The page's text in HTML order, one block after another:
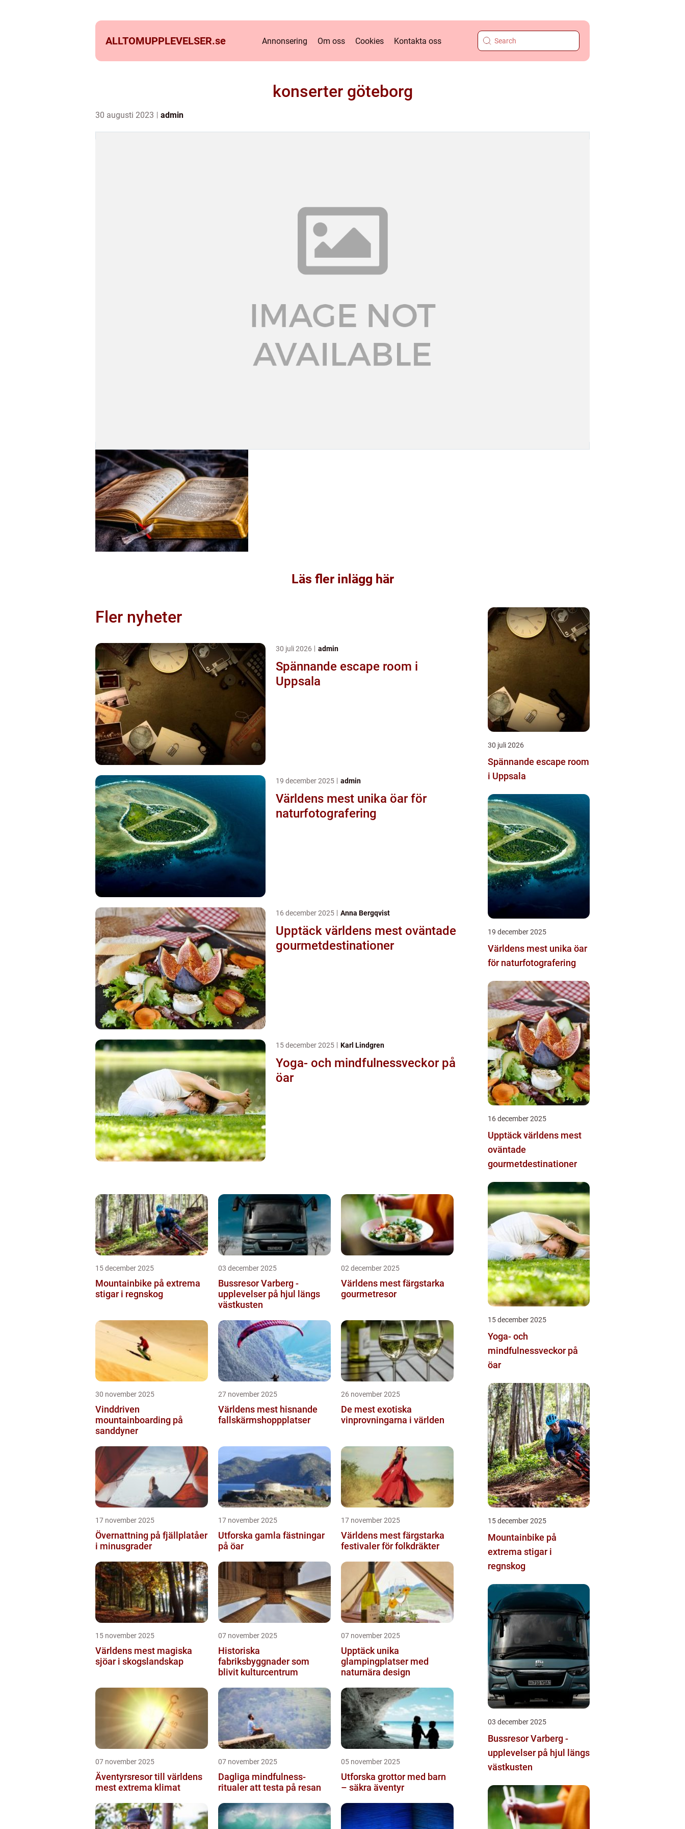
ALLTOMUPPLEVELSER.se Annonsering Om oss Cookies Kontakta oss
konserter göteborg
30 augusti 2023 admin
Läs fler inlägg här
Fler nyheter
30 juli 2026 admin
Spännande escape room i
Uppsala
19 december 2025 admin
Världens mest unika öar för
naturfotografering
16 december 2025 Anna Bergqvist
Upptäck världens mest oväntade
gourmetdestinationer
15 december 2025 Karl Lindgren
Yoga- och mindfulnessveckor på
öar
15 december 2025
Mountainbike på extrema
stigar i regnskog
03 december 2025
Bussresor Varberg -
upplevelser på hjul längs
västkusten
02 december 2025
Världens mest färgstarka
gourmetresor
30 november 2025
Vinddriven
mountainboarding på
sanddyner
27 november 2025
Världens mest hisnande
fallskärmshoppplatser
26 november 2025
De mest exotiska
vinprovningarna i världen
17 november 2025
Övernattning på fjällplatåer
i minusgrader
17 november 2025
Utforska gamla fästningar
på öar
17 november 2025
Världens mest färgstarka
festivaler för folkdräkter
15 november 2025
Världens mest magiska
sjöar i skogslandskap
07 november 2025
Historiska
fabriksbyggnader som
blivit kulturcentrum
07 november 2025
Upptäck unika
glampingplatser med
naturnära design
07 november 2025
Äventyrsresor till världens
mest extrema klimat
07 november 2025
Dagliga mindfulness-
ritualer att testa på resan
05 november 2025
Utforska grottor med barn
– säkra äventyr
30 juli 2026
Spännande escape room
i Uppsala
19 december 2025
Världens mest unika öar
för naturfotografering
16 december 2025
Upptäck världens mest
oväntade
gourmetdestinationer
15 december 2025
Yoga- och
mindfulnessveckor på
öar
15 december 2025
Mountainbike på
extrema stigar i
regnskog
03 december 2025
Bussresor Varberg -
upplevelser på hjul längs
västkusten